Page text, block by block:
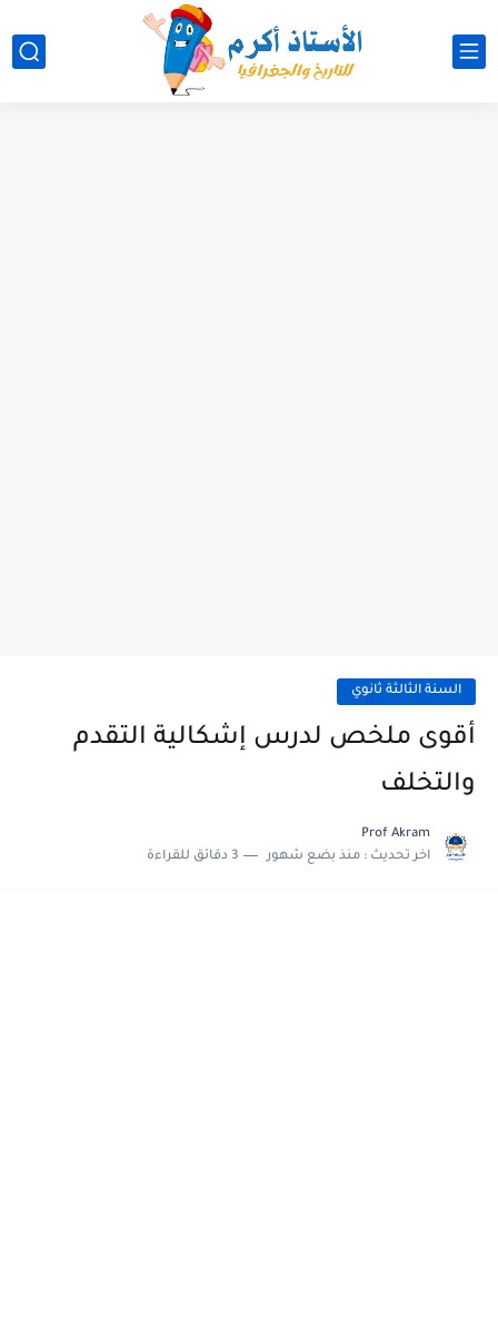
السنة الثالثة ثانوي
أقوى ملخص لدرس إشكالية التقدم
والتخلف
Prof Akram
اخر تحديث : منذ بضع شهور 3 دقائق للقراءة